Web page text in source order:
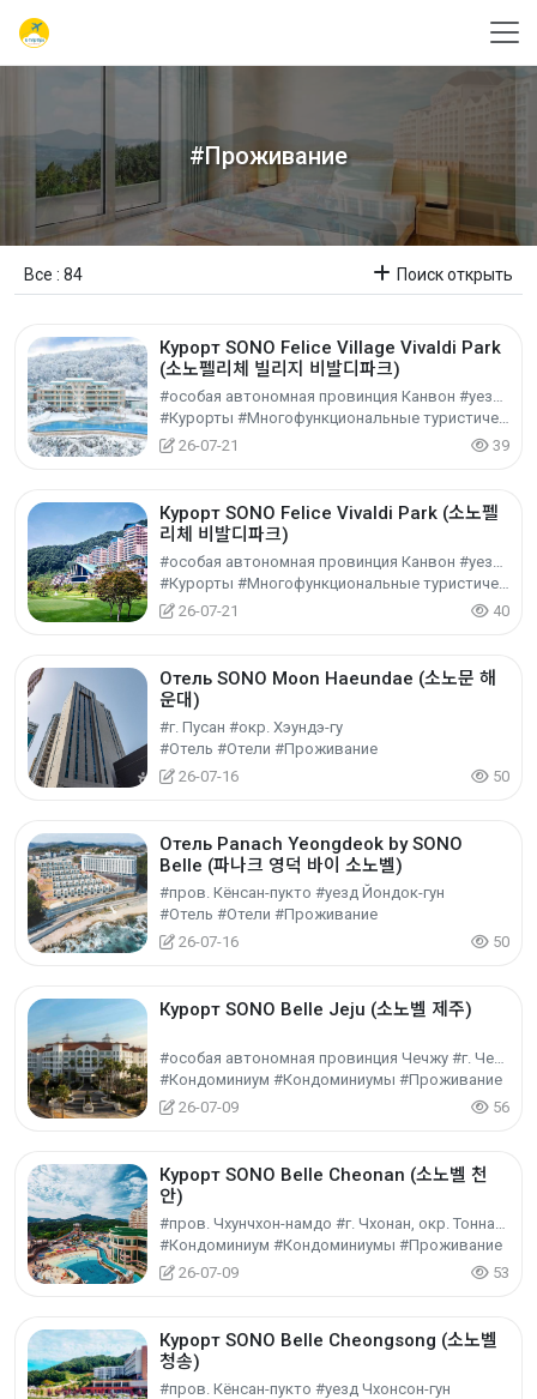
#Проживание
Все : 84 Поиск открыть
Курорт SONO Felice Village Vivaldi Park
(소노펠리체 빌리지 비발디파크)
#особая автономная провинция Канвон #уезд Хончхон-гун
#Курорты #Многофункциональные туристические объекты #Культурный туризм
26-07-21
39
Курорт SONO Felice Vivaldi Park (소노펠
리체 비발디파크)
#особая автономная провинция Канвон #уезд Хончхон-гун
#Курорты #Многофункциональные туристические объекты #Культурный туризм
26-07-21
40
Отель SONO Moon Haeundae (소노문 해
운대)
#г. Пусан #окр. Хэундэ-гу
#Отель #Отели #Проживание
26-07-16
50
Отель Panach Yeongdeok by SONO
Belle (파나크 영덕 바이 소노벨)
#пров. Кёнсан-пукто #уезд Йондок-гун
#Отель #Отели #Проживание
26-07-16
50
Курорт SONO Belle Jeju (소노벨 제주)
#особая автономная провинция Чечжу #г. Чечжу
#Кондоминиум #Кондоминиумы #Проживание
26-07-09
56
Курорт SONO Belle Cheonan (소노벨 천
안)
#пров. Чхунчхон-намдо #г. Чхонан, окр. Тоннам-гу
#Кондоминиум #Кондоминиумы #Проживание
26-07-09
53
Курорт SONO Belle Cheongsong (소노벨
청송)
#пров. Кёнсан-пукто #уезд Чхонсон-гун